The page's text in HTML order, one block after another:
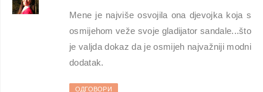
Mene je najviše osvojila ona djevojka koja s
osmijehom veže svoje gladijator sandale...što
je valjda dokaz da je osmijeh najvažniji modni
dodatak.
ОДГОВОРИ